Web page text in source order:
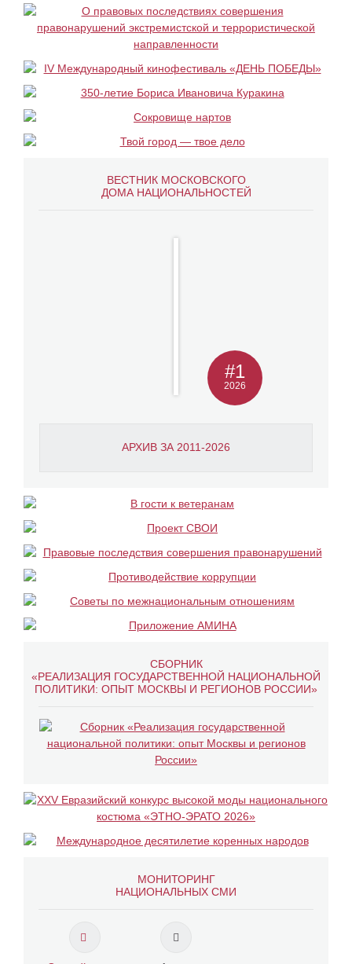
ВЕСТНИК МОСКОВСКОГО
ДОМА НАЦИОНАЛЬНОСТЕЙ
АРХИВ ЗА 2011-2026
#1
2026
СБОРНИК
«РЕАЛИЗАЦИЯ ГОСУДАРСТВЕННОЙ НАЦИОНАЛЬНОЙ
ПОЛИТИКИ: ОПЫТ МОСКВЫ И РЕГИОНОВ РОССИИ»
МОНИТОРИНГ
НАЦИОНАЛЬНЫХ СМИ